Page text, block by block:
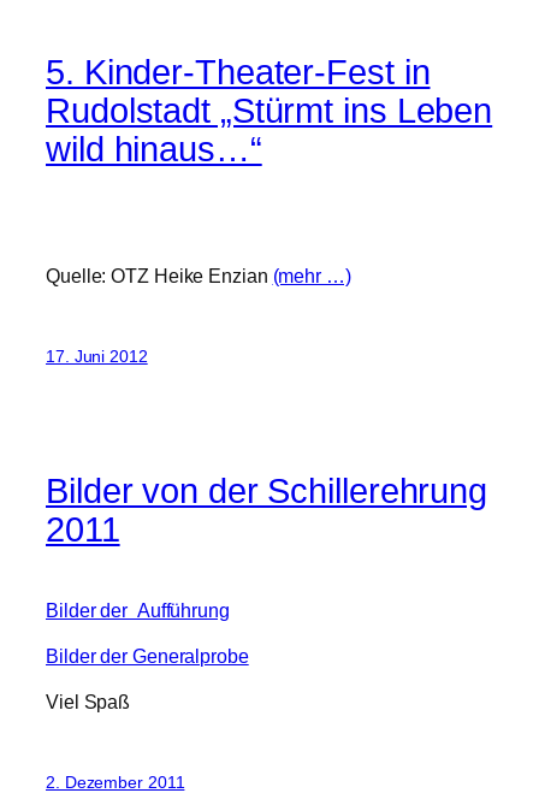
5. Kinder-Theater-Fest in
Rudolstadt „Stürmt ins Leben
wild hinaus…“
Quelle: OTZ Heike Enzian (mehr …)
17. Juni 2012
Bilder von der Schillerehrung
2011
Bilder der Aufführung
Bilder der Generalprobe
Viel Spaß
2. Dezember 2011